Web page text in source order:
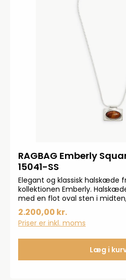
RAGBAG Emberly
15041-SS
Elegant og klassisk halskæde
kollektionen Emberly.
med en flot oval sten i midten,
kalder Red Tiger Eye.
2.200,00 kr.
Priser er inkl. moms
Læg i